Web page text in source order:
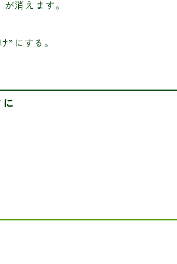
消えます。
にする。